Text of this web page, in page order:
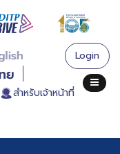
Login
. สำหรับเจ้าหน้าที่